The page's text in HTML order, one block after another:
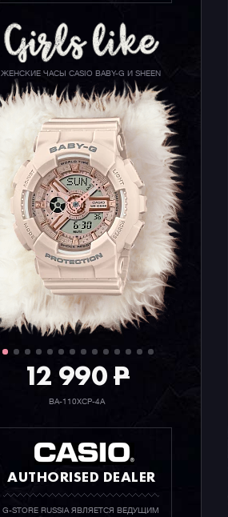
ЖЕНСКИЕ ЧАСЫ CASIO BABY-G И SHEEN
12 990P
BA-110XCP-4A
AUTHORISED DEALER
G-STORE RUSSIA ЯВЛЯЕТСЯ ВЕДУЩИМ